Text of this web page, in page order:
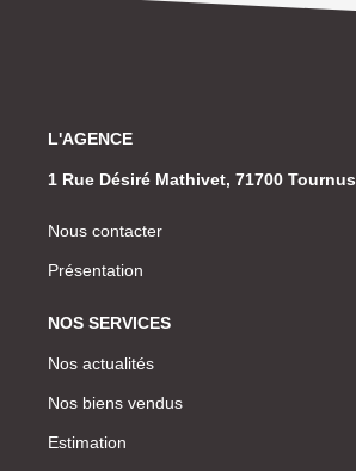
L'AGENCE
1 Rue Désiré Mathivet, 71700 Tournus
Nous contacter
Présentation
NOS SERVICES
Nos actualités
Nos biens vendus
Estimation